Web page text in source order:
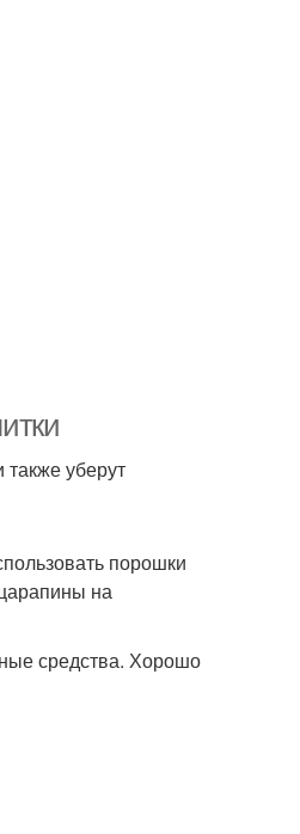
уберут
порошки
на
средства. Хорошо